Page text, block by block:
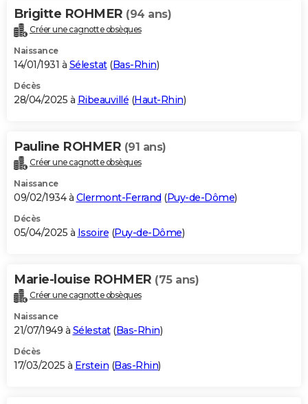
Brigitte ROHMER (94 ans)
Créer une cagnotte obsèques
Naissance
14/01/1931 à Sélestat(Bas-Rhin)
Décès
28/04/2025 à Ribeauvillé (Haut-Rhin)
Pauline ROHMER (91 ans)
Créer une cagnotte obsèques
Naissance
09/02/1934 à Clermont-Ferrand (Puy-de-Dôme)
Décès
05/04/2025 à Issoire (Puy-de-Dôme)
Marie-louise ROHMER (75 ans)
Créer une cagnotte obsèques
Naissance
21/07/1949 à Sélestat(Bas-Rhin)
Décès
17/03/2025 à Erstein (Bas-Rhin)